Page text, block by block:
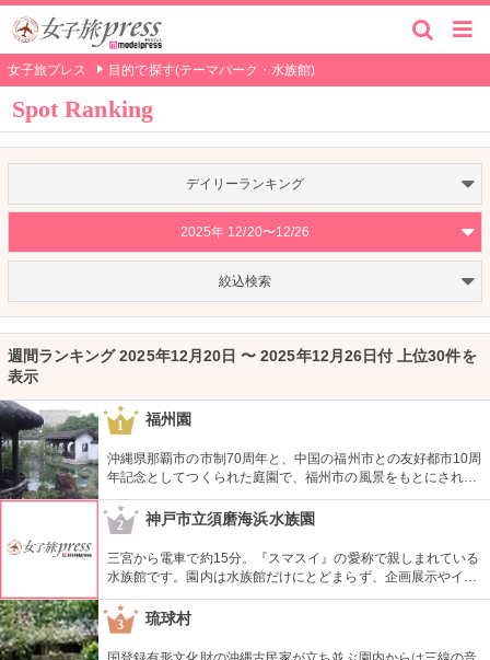
女子旅プレス 目的で探す(テーマパーク・水族館)
Spot Ranking
デイリーランキング
2025年 12/20〜12/26
絞込検索
週間ランキング 2025年12月20日 〜 2025年12月26日付 上位30件を
表示
1 福州園
沖縄県那覇市の市制70周年と、中国の福州市との友好都市10周
年記念としてつくられた庭園で、福州市の風景をもとにされて
います。設計から施工まで福州の職人が手掛けており、材料も
福州から取り寄せたもの。本格的な中国式庭園です。
2 神戸市立須磨海浜水族園
三宮から電車で約15分。『スマスイ』の愛称で親しまれている
水族館です。園内は水族館だけにとどまらず、企画展示やイル
カのショーステージ、ラッコの餌やり実演、遊園地、展望広場
まで盛りだくさんです。遊んでいるうちに、あっという間に時
間がたちそう。
3 琉球村